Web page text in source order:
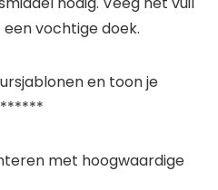
vochtige doek.
en toon je
met hoogwaardige